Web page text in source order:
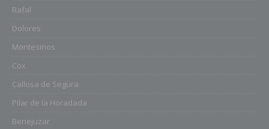
Rafal
Dolores
Montesinos
Cox
Callosa de Segura
Pilar de la Horadada
Benejuzar